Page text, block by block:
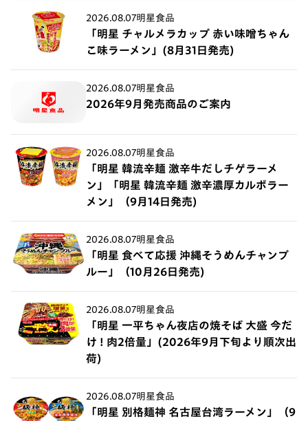
2026.08.07明星食品
「明星 チャルメラカップ 赤い味噌ちゃん
こ味ラーメン」(8月31日発売)
2026.08.07明星食品
2026年9月発売商品のご案内
2026.08.07明星食品
「明星 韓流辛麺 激辛牛だしチゲラーメ
ン」「明星 韓流辛麺 激辛濃厚カルボラー
メン」（9月14日発売)
2026.08.07明星食品
「明星 食べて応援 沖縄そうめんチャンプ
ルー」（10月26日発売)
2026.08.07明星食品
「明星 一平ちゃん夜店の焼そば 大盛 今だ
け ! 肉2倍量」(2026年9月下旬より順次出
荷)
2026.08.07明星食品
「明星 別格麺神 名古屋台湾ラーメン」（9